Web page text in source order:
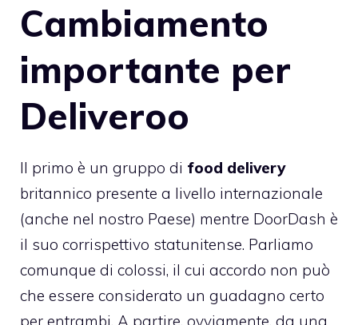
Cambiamento
importante per
Deliveroo
Il primo è un gruppo di food delivery
britannico presente a livello internazionale
(anche nel nostro Paese) mentre DoorDash è
il suo corrispettivo statunitense. Parliamo
comunque di colossi, il cui accordo non può
che essere considerato un guadagno certo